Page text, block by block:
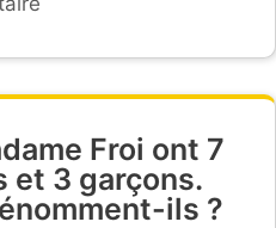
Froi ont 7
et 3 garçons.
ils ?